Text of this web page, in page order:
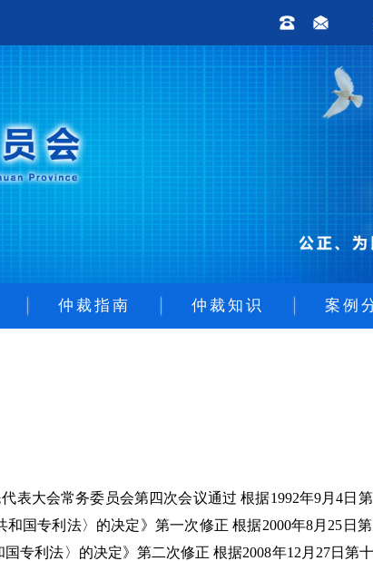
仲裁指南 仲裁知识 案例
大会常务委员会第四次会议通过 根据1992年9月4日
国专利法〉的决定》第一次修正 根据2000年8月25日
专利法〉的决定》第二次修正 根据2008年12月27日第